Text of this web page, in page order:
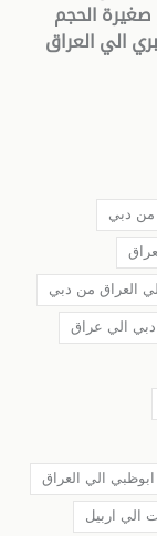
صغيرة الحجم
الي العراق
من دبي
العراق من دبي
الي عراق
الي العراق
الي اربيل